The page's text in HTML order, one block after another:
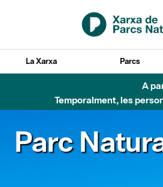
Salta al contingut principal
La Xarxa Parcs
A
Temporalment, les
Parc